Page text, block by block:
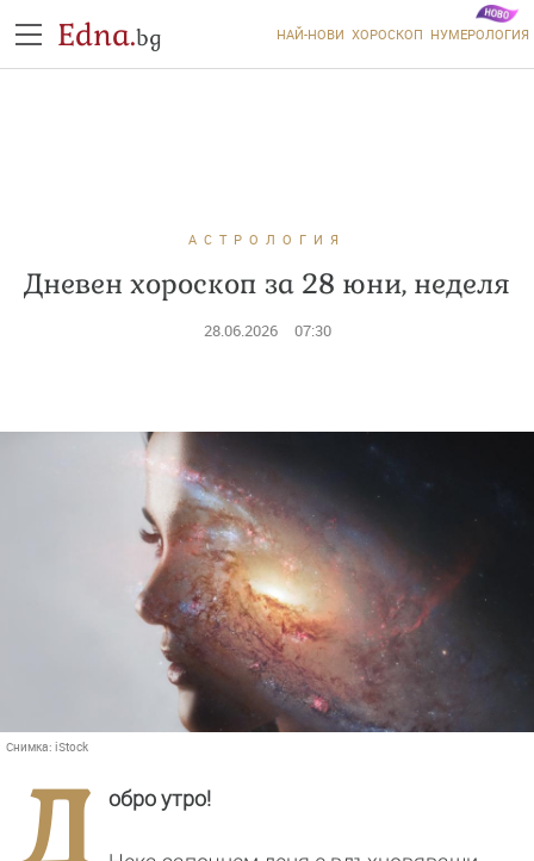
Edna.bg НАЙ-НОВИ ХОРОСКОП НУМЕРОЛОГИЯ
АСТРОЛОГИЯ
Дневен хороскоп за 28 юни, неделя
28.06.2026 07:30
Снимка: iStock
обро утро!